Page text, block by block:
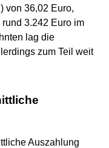
von 36,02 Euro,
3.242 Euro im
lag die
zum Teil weit
Auszahlung